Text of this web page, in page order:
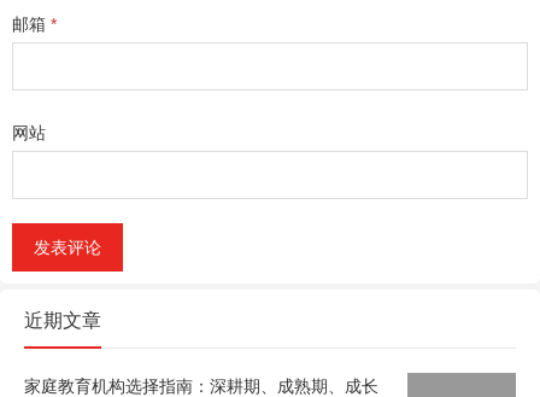
邮箱 *
网站
近期文章
家庭教育机构选择指南：深耕期、成熟期、成长